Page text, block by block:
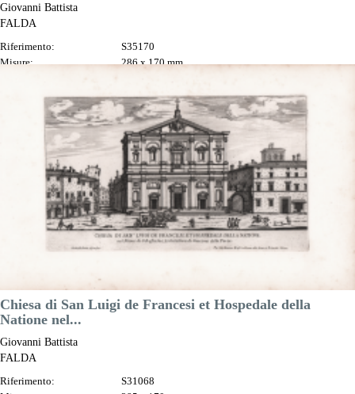
Giovanni Battista
FALDA
Riferimento:
S35170
Misure:
286 x 170 mm
Luogo di Stampa:
Roma
Anteprima
DESCRIZIONE
Chiesa di San Luigi de Francesi et Hospedale della
Natione nel...
Giovanni Battista
FALDA
Riferimento:
S31068